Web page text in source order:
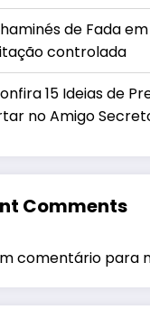
de Fada
controlada
15 Ideias de
no Amigo
Comments
comentário para